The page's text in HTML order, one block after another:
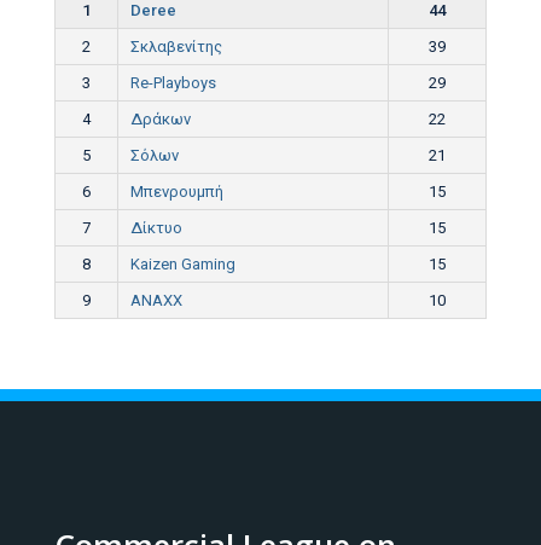
1 Deree
44
2
Σκλαβενίτης
39
3
Re-Playboys
29
4
Δράκων
22
5
Σόλων
21
6
Μπενρουμπή
15
7
Δίκτυο
15
8
Kaizen Gaming
15
9
ANAXX 10